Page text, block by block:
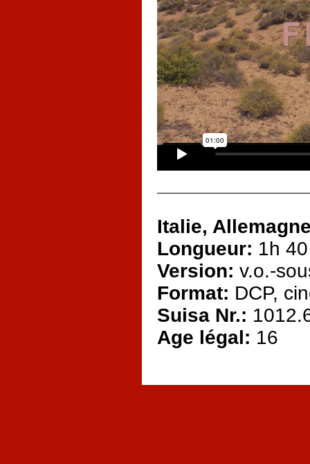
Italie,
Longueur: 1h
Version: v.o.-
Format: DCP,
Suisa Nr.:
Age légal: 16